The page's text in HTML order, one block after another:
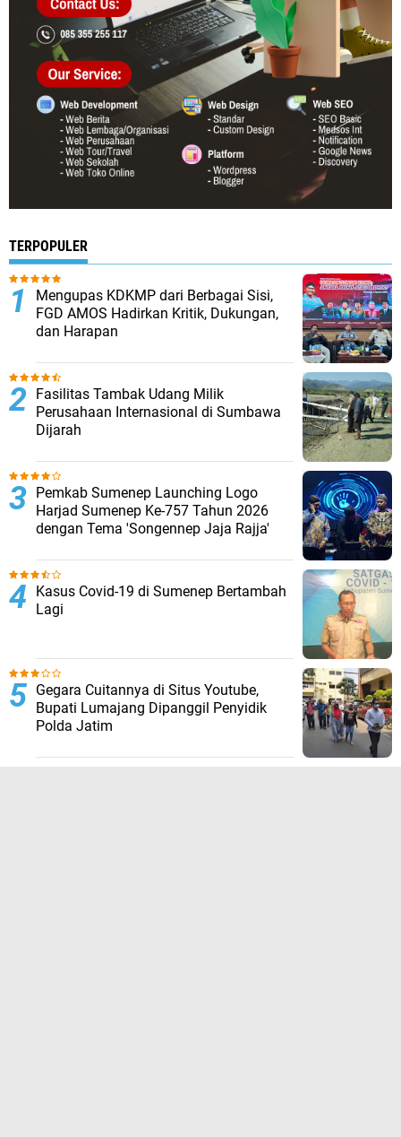
TERPOPULER
Mengupas KDKMP dari Berbagai Sisi,
FGD AMOS Hadirkan Kritik, Dukungan,
dan Harapan
Fasilitas Tambak Udang Milik
Perusahaan Internasional di Sumbawa
Dijarah
Pemkab Sumenep Launching Logo
Harjad Sumenep Ke-757 Tahun 2026
dengan Tema 'Songennep Jaja Rajja'
Kasus Covid-19 di Sumenep Bertambah
Lagi
Gegara Cuitannya di Situs Youtube,
Bupati Lumajang Dipanggil Penyidik
Polda Jatim